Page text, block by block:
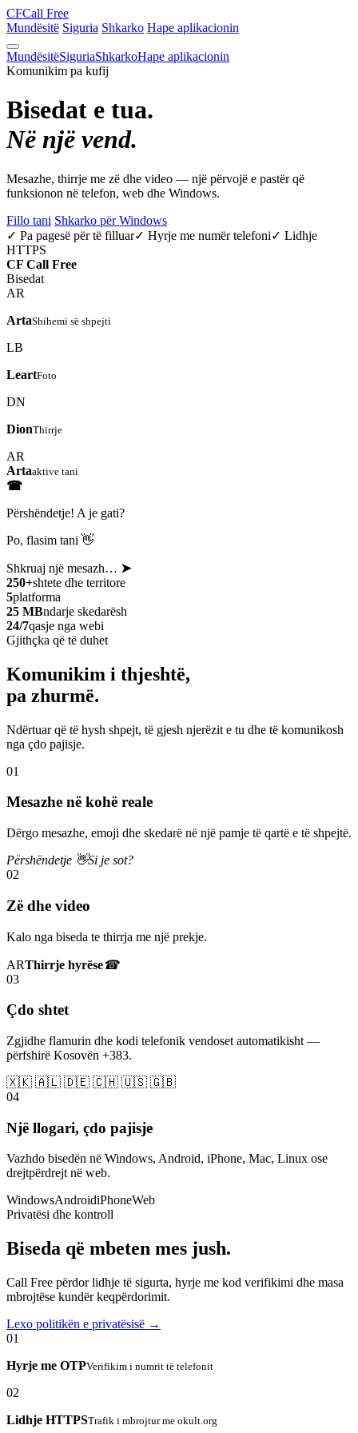
CFCall Free
Mundësitë Siguria Shkarko Hape aplikacionin
MundësitëSiguriaShkarkoHape aplikacionin
Komunikim pa kufij
Bisedat e tua.
Në një vend.
Mesazhe, thirrje me zë dhe video — një përvojë e pastër që
funksionon në telefon, web dhe Windows.
Fillo tani Shkarko për Windows
✓ Pa pagesë për të filluar✓ Hyrje me numër telefoni✓ Lidhje
HTTPS
CF Call Free
Bisedat
AR
ArtaShihemi së shpejti
LB
LeartFoto
DN
DionThirrje
AR
Artaaktive tani
☎
Përshëndetje! A je gati?
Po, flasim tani 👋
Shkruaj një mesazh… ➤
250+shtete dhe territore
5platforma
25 MBndarje skedarësh
24/7qasje nga webi
Gjithçka që të duhet
Komunikim i thjeshtë,
pa zhurmë.
Ndërtuar që të hysh shpejt, të gjesh njerëzit e tu dhe të komunikosh
nga çdo pajisje.
01
Mesazhe në kohë reale
Dërgo mesazhe, emoji dhe skedarë në një pamje të qartë e të shpejtë.
Përshëndetje 👋Si je sot?
02
Zë dhe video
Kalo nga biseda te thirrja me një prekje.
ARThirrje hyrëse☎
03
Çdo shtet
Zgjidhe flamurin dhe kodi telefonik vendoset automatikisht —
përfshirë Kosovën +383.
🇽🇰 🇦🇱 🇩🇪 🇨🇭 🇺🇸 🇬🇧
04
Një llogari, çdo pajisje
Vazhdo bisedën në Windows, Android, iPhone, Mac, Linux ose
drejtpërdrejt në web.
WindowsAndroidiPhoneWeb
Privatësi dhe kontroll
Biseda që mbeten mes jush.
Call Free përdor lidhje të sigurta, hyrje me kod verifikimi dhe masa
mbrojtëse kundër keqpërdorimit.
Lexo politikën e privatësisë →
01
Hyrje me OTPVerifikim i numrit të telefonit
02
Lidhje HTTPSTrafik i mbrojtur me okult.org